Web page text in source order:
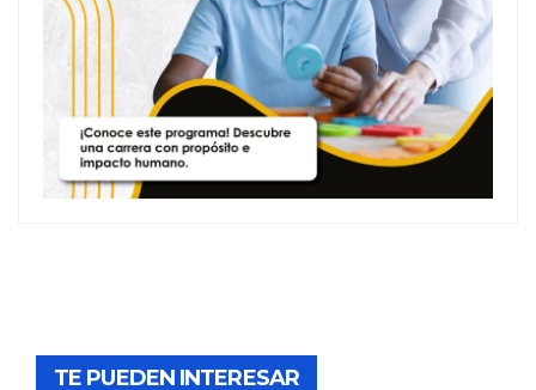
TE PUEDEN INTERESAR